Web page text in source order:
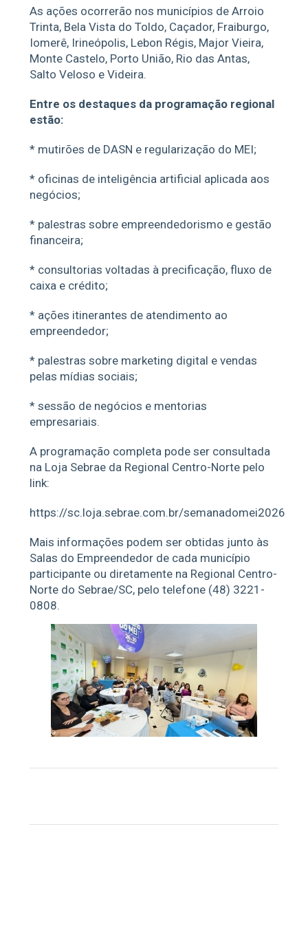
As ações ocorrerão nos municípios de Arroio
Trinta, Bela Vista do Toldo, Caçador, Fraiburgo,
Iomerê, Irineópolis, Lebon Régis, Major Vieira,
Monte Castelo, Porto União, Rio das Antas,
Salto Veloso e Videira.
Entre os destaques da programação regional
estão:
* mutirões de DASN e regularização do MEI;
* oficinas de inteligência artificial aplicada aos
negócios;
* palestras sobre empreendedorismo e gestão
financeira;
* consultorias voltadas à precificação, fluxo de
caixa e crédito;
* ações itinerantes de atendimento ao
empreendedor;
* palestras sobre marketing digital e vendas
pelas mídias sociais;
* sessão de negócios e mentorias
empresariais.
A programação completa pode ser consultada
na Loja Sebrae da Regional Centro-Norte pelo
link:
https://sc.loja.sebrae.com.br/semanadomei2026
Mais informações podem ser obtidas junto às
Salas do Empreendedor de cada município
participante ou diretamente na Regional Centro-
Norte do Sebrae/SC, pelo telefone (48) 3221-
0808.